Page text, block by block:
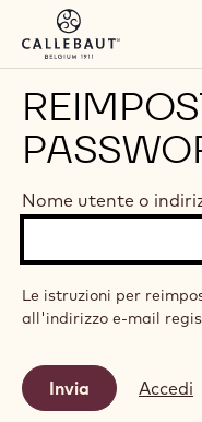
Skip to main
Nome utente o
Le istruzioni per
all'indirizzo e-mail
Accedi